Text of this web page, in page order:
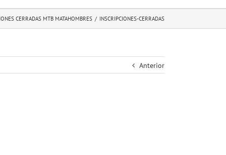
CERRADAS MTB MATAHOMBRES / INSCRIPCIONES-CERRADAS
Anterior